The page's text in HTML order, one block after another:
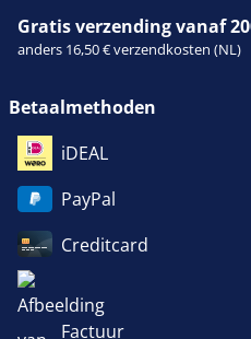
Gratis verzending vanaf
anders 16,50 € verzendkosten (NL)
Betaalmethoden
iDEAL
PayPal
Creditcard
Factuur